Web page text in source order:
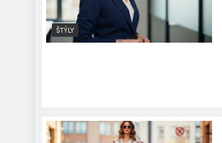
V čom na párty do klubu:
ŠTÝLY